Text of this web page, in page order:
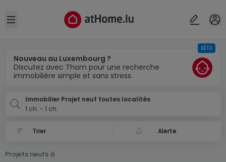
Open sidebar
Nouveau au Luxembourg ?
Discutez avec Thom pour une recherche
immobilière simple et sans stress.
BÊTA
Immobilier Projet neuf toutes localités
1 ch. - 1 ch.
Alerte
Projets neufs à
Localité(s)
Annuler OK